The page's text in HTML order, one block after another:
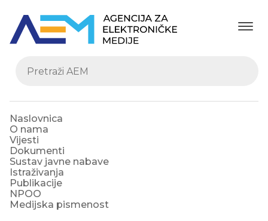
Naslovnica
O nama
Vijesti
Dokumenti
Sustav javne nabave
Istraživanja
Publikacije
NPOO
Medijska pismenost